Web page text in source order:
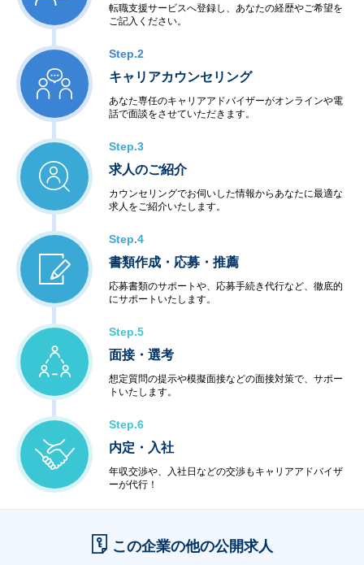
転職支援サービスへ登録し、あなたの経歴やご希望を
ご記入ください。
Step.2
キャリアカウンセリング
あなた専任のキャリアアドバイザーがオンラインや電
話で面談をさせていただきます。
Step.3
求人のご紹介
カウンセリングでお伺いした情報からあなたに最適な
求人をご紹介いたします。
Step.4
書類作成・応募・推薦
応募書類のサポートや、応募手続き代行など、徹底的
にサポートいたします。
Step.5
面接・選考
想定質問の提示や模擬面接などの面接対策で、サポー
トいたします。
Step.6
内定・入社
年収交渉や、入社日などの交渉もキャリアアドバイザ
ーが代行！
この企業の他の公開求人